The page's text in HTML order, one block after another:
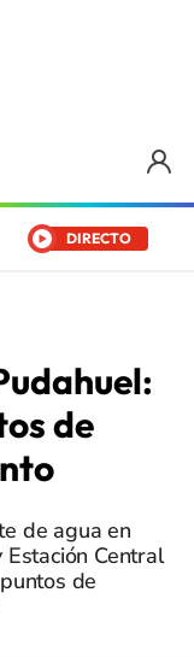
DIRECTO
de
de agua en
Central
de